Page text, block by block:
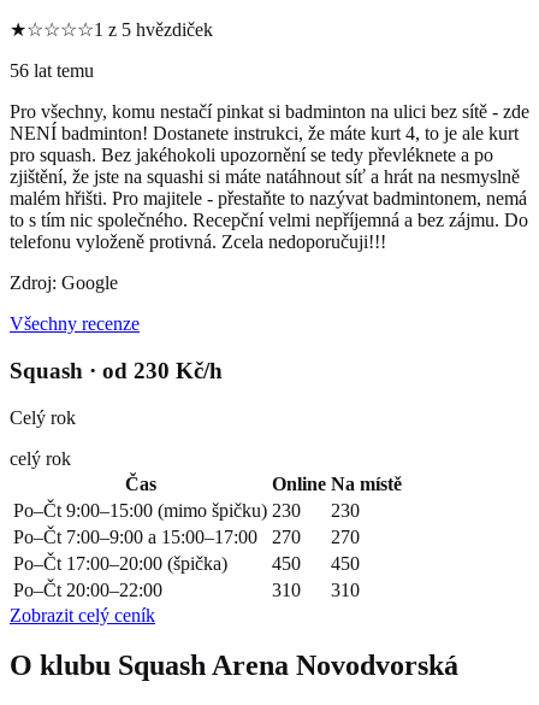
★☆☆☆☆1 z 5 hvězdiček
56 lat temu
Pro všechny, komu nestačí pinkat si badminton na ulici bez sítě - zde
NENÍ badminton! Dostanete instrukci, že máte kurt 4, to je ale kurt
pro squash. Bez jakéhokoli upozornění se tedy převléknete a po
zjištění, že jste na squashi si máte natáhnout síť a hrát na nesmyslně
malém hřišti. Pro majitele - přestaňte to nazývat badmintonem, nemá
to s tím nic společného. Recepční velmi nepříjemná a bez zájmu. Do
telefonu vyloženě protivná. Zcela nedoporučuji!!!
Zdroj: Google
Všechny recenze
Squash · od 230 Kč/h
Celý rok
celý rok
Čas
Online Na místě
Po–Čt 9:00–15:00 (mimo špičku) 230
230
Po–Čt 7:00–9:00 a 15:00–17:00
270
270
Po–Čt 17:00–20:00 (špička)
450
450
Po–Čt 20:00–22:00
310
310
Zobrazit celý ceník
O klubu Squash Arena Novodvorská